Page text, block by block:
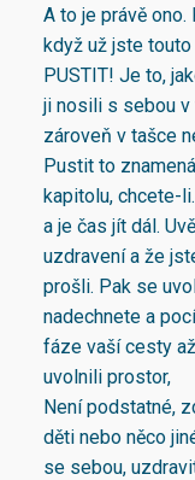
A to je právě
když už jste touto
PUSTIT! Je to,
ji nosili s sebou v
zároveň v tašce
Pustit to
kapitolu, chcete-
a je čas jít dál.
uzdravení a že
prošli. Pak se
nadechnete a
fáze vaší cesty
uvolnili prostor,
Není podstatné,
děti nebo něco
se sebou,